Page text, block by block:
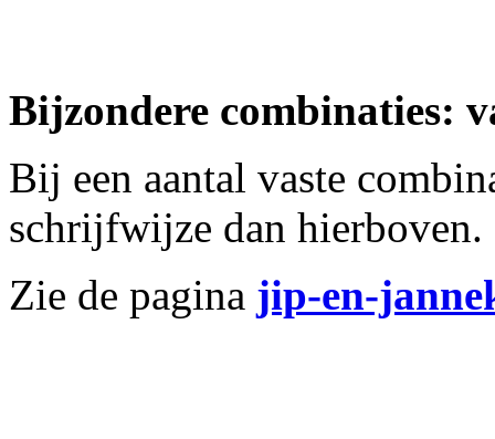
Bijzondere combinaties:
Bij een aantal vaste
schrijfwijze dan hierboven.
Zie de pagina jip-en-